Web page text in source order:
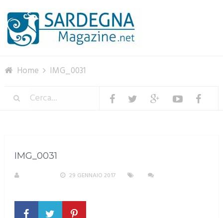
Home IMG_0031
IMG_0031
29 GENNAIO 2017